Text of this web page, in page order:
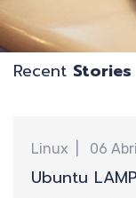
Recent Stories
Linux 06
Ubuntu